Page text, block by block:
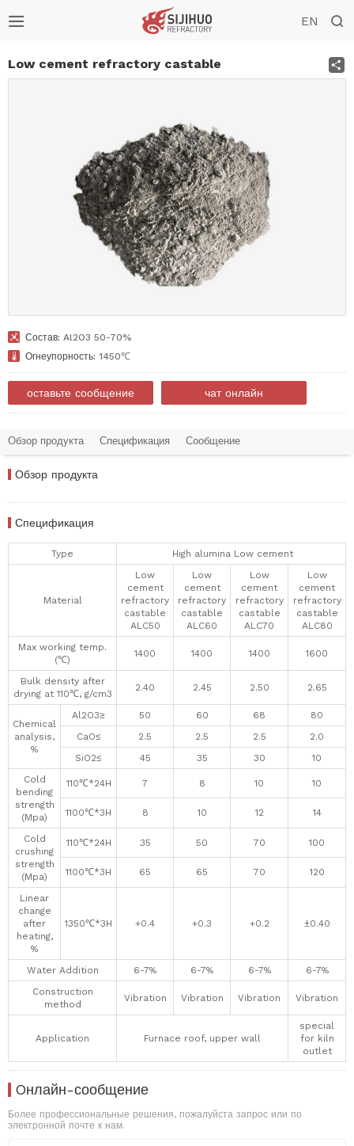
 EN 
Low cement refractory castable
 Состав: Al2O3 50-70%
 Огнеупорность: 1450℃
оставьте сообщение чат онлайн
Обзор продукта Спецификация Сообщение
Обзор продукта
Спецификация
Type High alumina Low cement
Material
Low
cement
refractory
castable
ALC50
Low
cement
refractory
castable
ALC60
Low
cement
refractory
castable
ALC70
Low
cement
refractory
castable
ALC80
Max working temp.
(℃)
1400 1400 1400 1600
Bulk density after
drying at 110℃, g/cm3
2.40 2.45 2.50 2.65
Chemical
analysis,
%
Al2O3≥ 50 60 68
80
CaO≤
2.5 2.5 2.5
2.0
SiO2≤
45 35 30
10
Cold
bending
strength
(Mpa)
110℃*24H 7 8 10 10
1100℃*3H 8 10 12 14
Cold
crushing
strength
(Mpa)
110℃*24H 35 50 70 100
1100℃*3H 65 65 70 120
Linear
change
after
heating,
%
1350℃*3H +0.4 +0.3 +0.2 ±0.40
Water Addition 6-7% 6-7% 6-7%
6-7%
Construction
method
Vibration Vibration Vibration Vibration
Application Furnace roof, upper wall
special
for kiln
outlet
Oнлайн-сообщение
Более профессиональные решения, пожалуйста запрос или по
электронной почте к нам.